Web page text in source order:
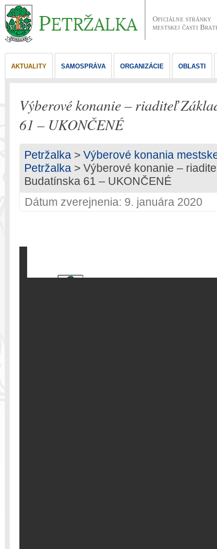
Oficiálne stránky
mestskej časti
AKTUALITY SAMOSPRÁVA ORGANIZÁCIE OBLASTI
Výberové konanie – riaditeľ
61 – UKONČENÉ
Petržalka > Výberové konania
Petržalka > Výberové konanie –
Budatínska 61 – UKONČENÉ
Dátum zverejnenia: 9. januára 2020